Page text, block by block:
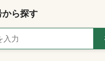
から探す